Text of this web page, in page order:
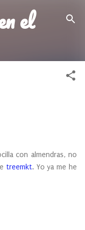
el
con almendras, no
treemkt. Yo ya me he